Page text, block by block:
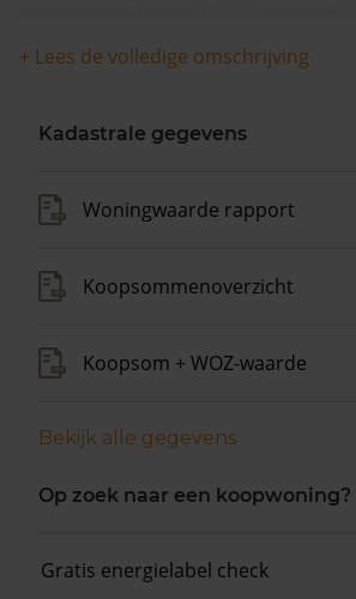
+ Lees de volledige omschrijving
Kadastrale gegevens
Woningwaarde rapport
Koopsommenoverzicht
Koopsom + WOZ-waarde
Bekijk alle gegevens
Op zoek naar een koopwoning?
Gratis energielabel check